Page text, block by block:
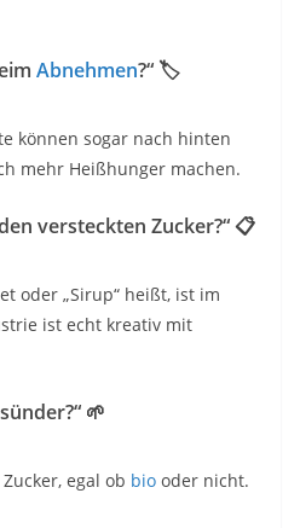
Abnehmen?“ 🏷️
können sogar nach hinten
mehr Heißhunger machen.
versteckten Zucker?“📋
oder „Sirup“ heißt, ist im
ist echt kreativ mit
🌱
egal ob bio oder nicht.